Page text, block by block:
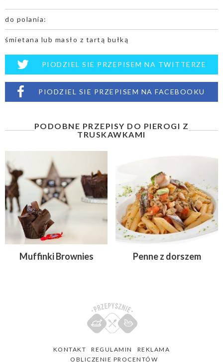
do polania:
śmietana lub masło z tartą bułką
PIODZIEL SIE PRZEPISEM NA TWITTERZE
PIODZIEL SIE PRZEPISEM NA FACEBOOKU
PODOBNE PRZEPISY DO PIEROGI Z
TRUSKAWKAMI
Muffinki Brownies Penne z dorszem
KONTAKT REGULAMIN
REKLAMA
OBLICZENIE PROCENTÓW